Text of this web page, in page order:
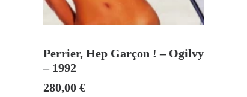
Perrier, Hep Garçon ! – Ogilvy
– 1992
280,00 €